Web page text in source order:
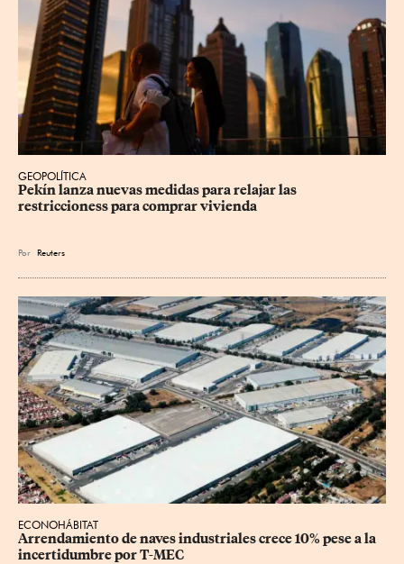
GEOPOLÍTICA
Pekín lanza nuevas medidas para relajar ⁠las
restriccioness para comprar vivienda
Por Reuters
ECONOHÁBITAT
Arrendamiento de naves industriales crece 10% pese a la
incertidumbre por T-MEC